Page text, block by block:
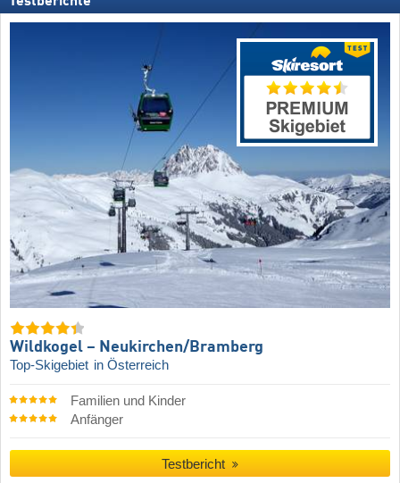
Wildkogel – Neukirchen/​Bramberg
Top-Skigebiet in Österreich
Familien und Kinder
Anfänger
Testbericht